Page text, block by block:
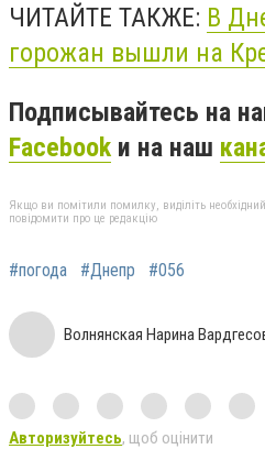
ЧИТАЙТЕ ТАКЖЕ: В
горожан вышли на
Подписывайтесь на
Facebook и на наш
Якщо ви помітили помилку, виділіть
повідомити про це редакцію
#погода #Днепр #056
Волнянская Нарина
Авторизуйтесь, щоб оцінити